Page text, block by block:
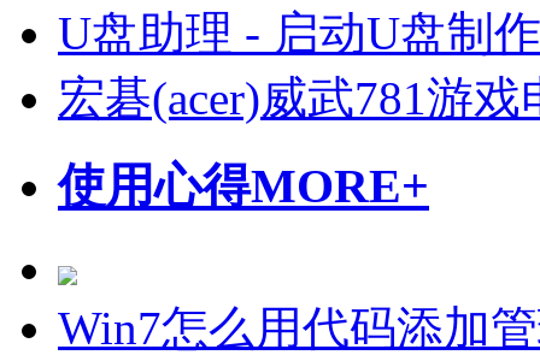
U盘助理 - 启动U盘制
宏碁(acer)威武781游
使用心得MORE+
Win7怎么用代码添加